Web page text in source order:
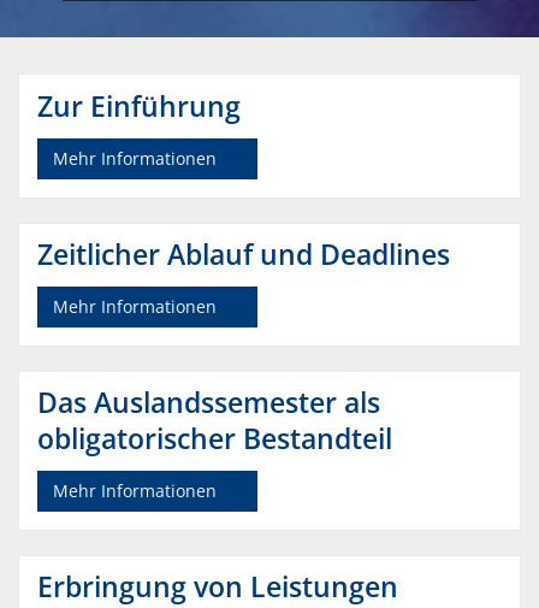
Zur Einführung
Mehr Informationen
Zeitlicher Ablauf und Deadlines
Mehr Informationen
Das Auslandssemester als
obligatorischer Bestandteil
Mehr Informationen
Erbringung von Leistungen